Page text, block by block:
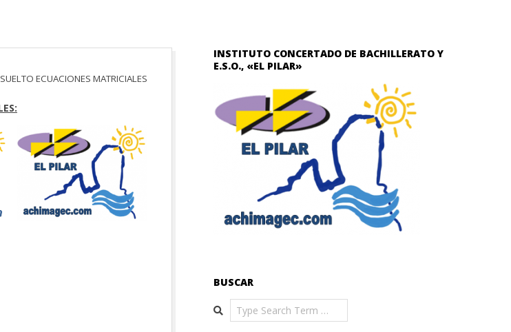
ECUACIONES MATRICIALES
INSTITUTO CONCERTADO DE BACHILLERATO Y
E.S.O., «EL PILAR»
BUSCAR
Search